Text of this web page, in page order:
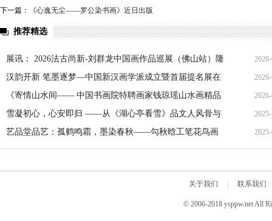
下一篇： 《心逸无尘——罗公染书画》近日出版
推荐精选
展讯： 2026法古尚新-刘群龙中国画作品巡展（佛山站）隆
重开幕
汉韵开新 笔墨逐梦—中国新汉画学派成立暨首届提名展在
京隆重启幕
《寄情山水间—— 中国书画院特聘画家钱琼瑶山水画精品
展》欢迎合作
雪凝初心，心安即归 ——从《湖心亭看雪》品文人风骨与
生命通透
艺品堂品艺：孤鹤鸣霜，墨染春秋——勾秋晗工笔花鸟画
的虚静美学与生命哲思
关于我们 联系我们
© 2006-2018 ysppw.net All